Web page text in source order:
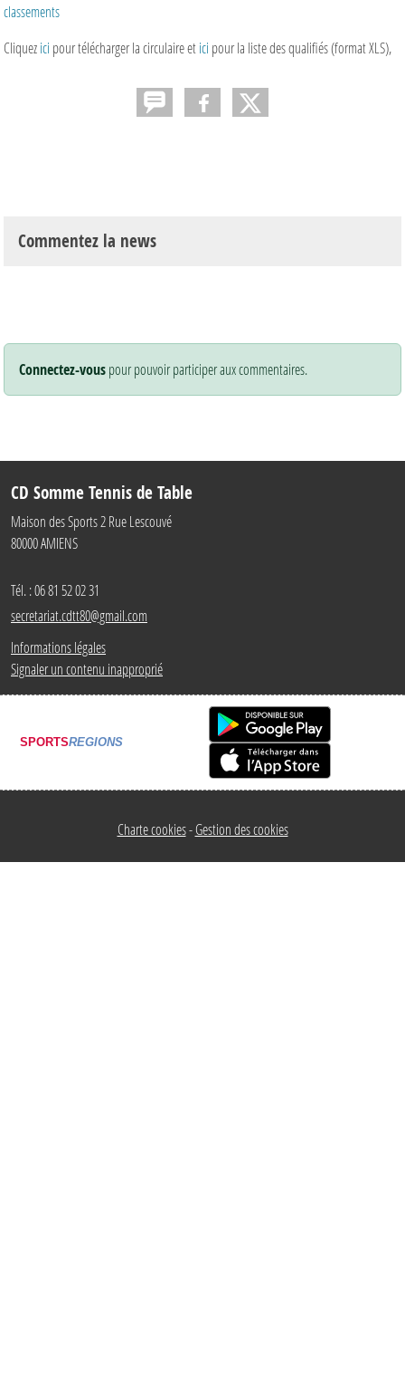
classements
Cliquezici pour télécharger la circulaire etici pour la liste des qualifiés (format XLS),
Commentez la news
Connectez-vouspour pouvoir participer aux commentaires.
CD Somme Tennis de Table
Maison des Sports 2 Rue Lescouvé
80000AMIENS
Tél. :06 81 52 02 31
secretariat.cdtt80@gmail.com
Informations légales
Signaler un contenu inapproprié
SPORTSREGIONS
Charte cookies Gestion des cookies